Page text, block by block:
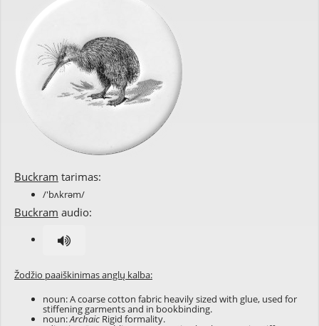
Buckram tarimas:
/'bʌkrəm/
Buckram audio:
Žodžio paaiškinimas anglų kalba:
noun: A coarse cotton fabric heavily sized with glue, used for
stiffening garments and in bookbinding.
noun:Archaic Rigid formality.